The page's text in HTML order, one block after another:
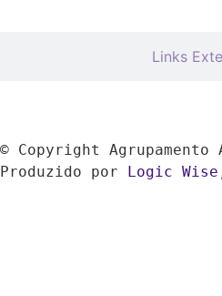
Links
© Copyright Agrupamento
Produzido por
Logic